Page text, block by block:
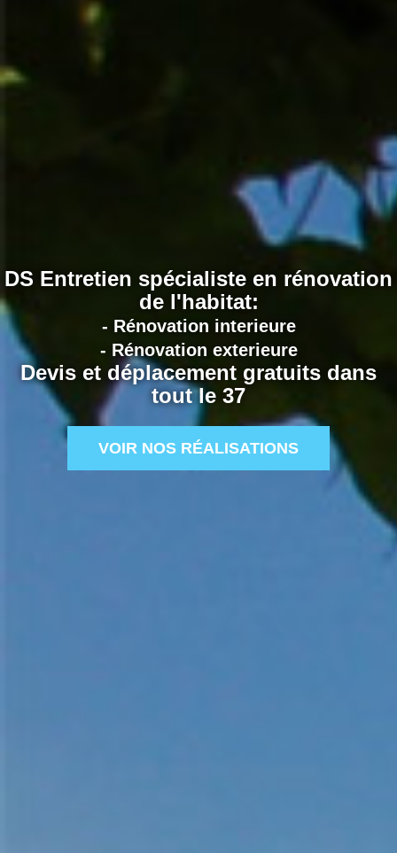
DS Entretien spécialiste en rénovation
de l'habitat:
- Rénovation interieure
- Rénovation exterieure
Devis et déplacement gratuits dans
tout le 37
VOIR NOS RÉALISATIONS